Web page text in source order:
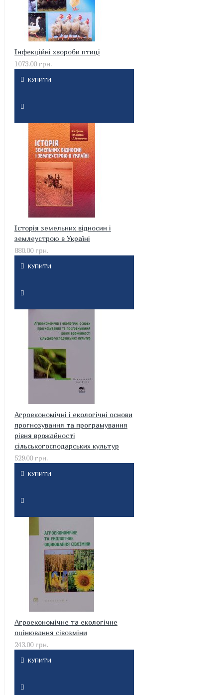
Інфекційні хвороби птиці
1073.00 грн.
КУПИТИ
Історія земельних відносин і
землеустрою в Україні
880.00 грн.
КУПИТИ
Агроекономічні і екологічні основи
прогнозування та програмування
рівня врожайності
сільськогосподарських культур
529.00 грн.
КУПИТИ
Агроекономічне та екологічне
оцінювання сівозміни
243.00 грн.
КУПИТИ